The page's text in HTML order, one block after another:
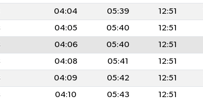
04:04 05:39 12:51
04:05 05:40 12:51
04:06 05:40 12:51
04:08 05:41 12:51
04:09 05:42 12:51
04:10 05:43 12:51